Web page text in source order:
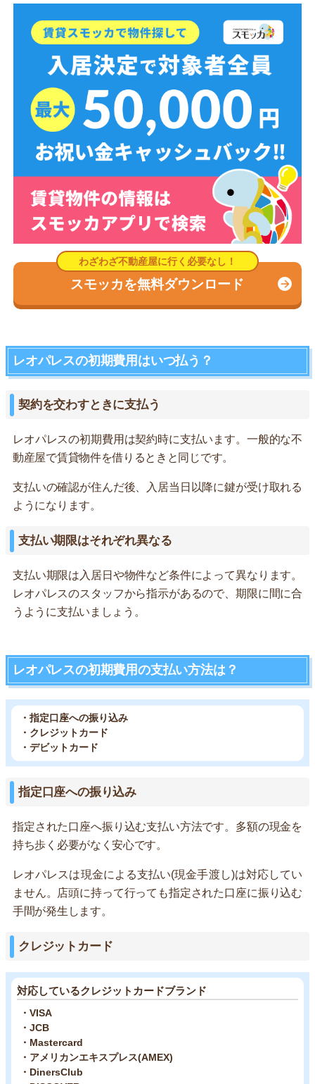
スモッカを無料ダウンロード
レオパレスの初期費用はいつ払う？
契約を交わすときに支払う
レオパレスの初期費用は契約時に支払います。一般的な不
動産屋で賃貸物件を借りるときと同じです。
支払いの確認が住んだ後、入居当日以降に鍵が受け取れる
ようになります。
支払い期限はそれぞれ異なる
支払い期限は入居日や物件など条件によって異なります。
レオパレスのスタッフから指示があるので、期限に間に合
うように支払いましょう。
レオパレスの初期費用の支払い方法は？
・指定口座への振り込み
・クレジットカード
・デビットカード
指定口座への振り込み
指定された口座へ振り込む支払い方法です。多額の現金を
持ち歩く必要がなく安心です。
レオパレスは現金による支払い(現金手渡し)は対応してい
ません。店頭に持って行っても指定された口座に振り込む
手間が発生します。
クレジットカード
対応しているクレジットカードブランド
・VISA
・JCB
・Mastercard
・アメリカンエキスプレス(AMEX)
・DinersClub